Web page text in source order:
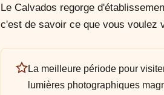
Le Calvados regorge
c'est de savoir ce que vous voulez
La meilleure période pour
lumières photographiques